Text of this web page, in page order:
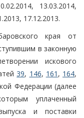
13.03.2014,
17.12.2013.
края от
в законную
искового
39, 146, 161 , 164,
Федерации (далее
уплаченный
и поставки